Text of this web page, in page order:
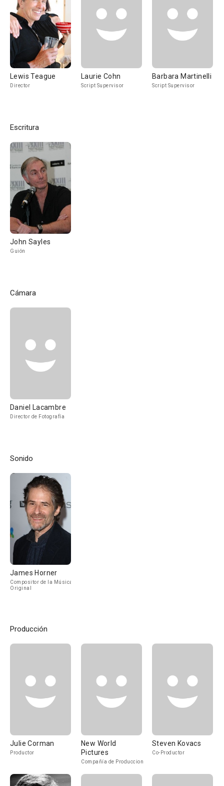
Lewis Teague
Director
Laurie Cohn
Script Supervisor
Barbara Martinelli
Script Supervisor
Escritura
John Sayles
Guión
Cámara
Daniel Lacambre
Director de Fotografía
Sonido
James Horner
Compositor de la Música
Original
Producción
Julie Corman
Productor
New World
Pictures
Compañía de Produccion
Steven Kovacs
Co-Productor